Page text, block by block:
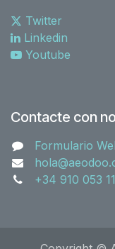
Twitter
Linkedin
Youtube
Contacte con
Formulario
+34 910 053